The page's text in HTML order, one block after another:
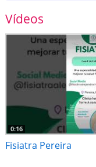
Vídeos
0:16
Fisiatra Pereira